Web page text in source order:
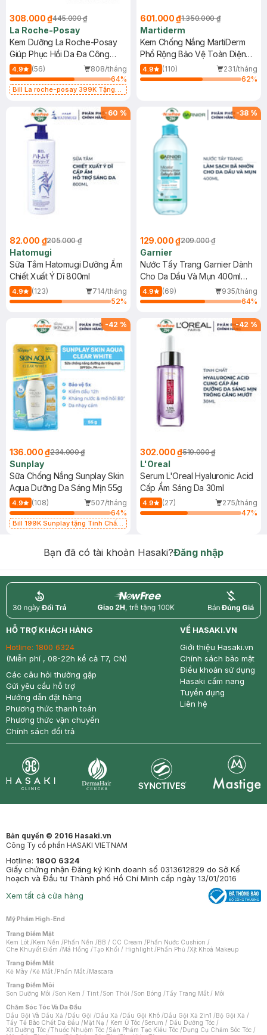
308.000 ₫445.000 ₫
La Roche-Posay
Kem Dưỡng La Roche-Posay
Giúp Phục Hồi Da Đa Công
Dụng 40ml
4.9 (56)
808/tháng
64%
Bill La roche-posay 399K Tặng
(SL có hạn)
601.000 ₫1.350.000 ₫
Martiderm
Kem Chống Nắng MartiDerm
Phổ Rộng Bảo Vệ Toàn Diện
40ml
4.9 (110)
231/tháng
62%
-60 %
82.000 ₫205.000 ₫
Hatomugi
Sữa Tắm Hatomugi Dưỡng Ẩm
Chiết Xuất Ý Dĩ 800ml
4.9 (123)
714/tháng
52%
-38 %
129.000 ₫209.000 ₫
Garnier
Nước Tẩy Trang Garnier Dành
Cho Da Dầu Và Mụn 400ml
(Mới)
4.9 (69)
935/tháng
64%
-42 %
136.000 ₫234.000 ₫
Sunplay
Sữa Chống Nắng Sunplay Skin
Aqua Dưỡng Da Sáng Mịn 55g
4.9 (108)
507/tháng
64%
Bill 199K Sunplay tặng Tinh Chất
-42 %
302.000 ₫519.000 ₫
L'Oreal
Serum L'Oreal Hyaluronic Acid
Cấp Ẩm Sáng Da 30ml
4.9 (27)
275/tháng
47%
Bạn đã có tài khoản Hasaki?Đăng nhập
return nowfree price
HỖ TRỢ KHÁCH HÀNG
Hotline: 1800 6324
(Miễn phí , 08-22h kể cả T7, CN)
Các câu hỏi thường gặp
Gửi yêu cầu hỗ trợ
Hướng dẫn đặt hàng
Phương thức thanh toán
Phương thức vận chuyển
Chính sách đổi trả
VỀ HASAKI.VN
Giới thiệu Hasaki.vn
Chính sách bảo mật
Điều khoản sử dụng
Hasaki cẩm nang
Tuyển dụng
Liên hệ
Bản quyền © 2016 Hasaki.vn
Công Ty cổ phần HASAKI VIETNAM
Hotline: 1800 6324
Giấy chứng nhận Đăng ký Kinh doanh số 0313612829 do Sở Kế
hoạch và Đầu tư Thành phố Hồ Chí Minh cấp ngày 13/01/2016
Xem tất cả cửa hàng
Mỹ Phẩm High-End
Trang Điểm Mặt
Kem Lót /Kem Nền /Phấn Nền /BB / CC Cream /Phấn Nước Cushion /
Che Khuyết Điểm /Má Hồng /Tạo Khối / Highlight /Phấn Phủ /Xịt Khoá Makeup
Trang Điểm Mắt
Kẻ Mày /Kẻ Mắt /Phấn Mắt /Mascara
Trang Điểm Môi
Son Dưỡng Môi /Son Kem / Tint /Son Thỏi /Son Bóng /Tẩy Trang Mắt / Môi
Chăm Sóc Tóc Và Da Đầu
Dầu Gội Và Dầu Xả /Dầu Gội /Dầu Xả /Dầu Gội Khô /Dầu Gội Xả 2in1 /Bộ Gội Xả /
Tẩy Tế Bào Chết Da Đầu /Mặt Nạ / Kem Ủ Tóc /Serum / Dầu Dưỡng Tóc /
Xịt Dưỡng Tóc /Thuốc Nhuộm Tóc /Sản Phẩm Tạo Kiểu Tóc /Dụng Cụ Chăm Sóc Tóc /